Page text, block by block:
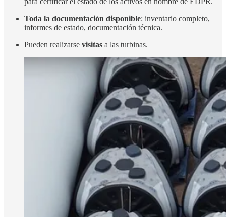
Toda la documentación disponible: inventario completo,
informes de estado, documentación técnica.
Pueden realizarse visitas a las turbinas.